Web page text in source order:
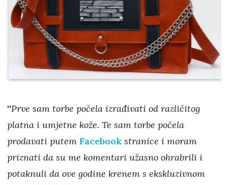
''Prve sam torbe počela izrađivati od različitog
platna i umjetne kože. Te sam torbe počela
prodavati putem Facebook stranice i moram
priznati da su me komentari užasno ohrabrili i
potaknuli da ove godine krenem s ekskluzivnom